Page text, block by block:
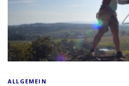
ALLGEMEIN